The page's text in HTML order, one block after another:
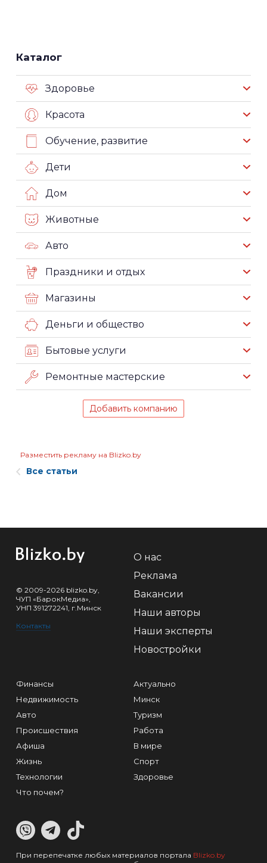
Каталог
Здоровье
Красота
Обучение, развитие
Дети
Дом
Животные
Авто
Праздники и отдых
Магазины
Деньги и общество
Бытовые услуги
Ремонтные мастерские
Добавить компанию
Разместить рекламу на Blizko.by
Все статьи
© 2009-2026 blizko.by,
ЧУП «БарокМедиа»,
УНП 391272241, г.Минск
Контакты
О нас
Реклама
Вакансии
Наши авторы
Наши эксперты
Новостройки
Финансы
Недвижимость
Авто
Происшествия
Афиша
Жизнь
Технологии
Что почем?
Актуально
Минск
Туризм
Работа
В мире
Спорт
Здоровье
При перепечатке любых материалов портала Blizko.by